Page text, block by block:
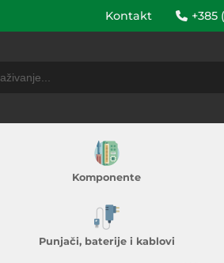
Kontakt +385
Komponente
Punjači, baterije i kablovi